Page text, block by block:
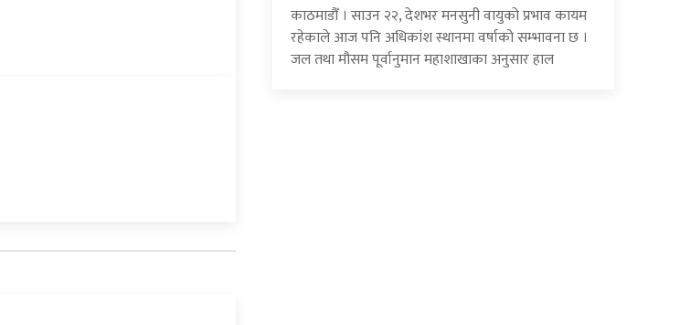
काठमाडौँ । साउन २२, देशभर मनसुनी वायुको प्रभाव कायम
रहेकाले आज पनि अधिकांश स्थानमा वर्षाको सम्भावना छ ।
जल तथा मौसम पूर्वानुमान महाशाखाका अनुसार हाल